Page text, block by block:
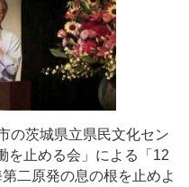
の茨城県立県民文化セン
を止める会」による「12
二原発の息の根を止めよ